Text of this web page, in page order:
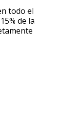
todo el
de la